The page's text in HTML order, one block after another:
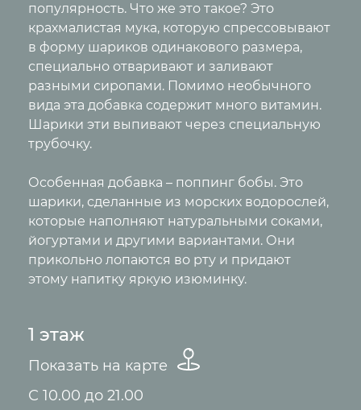
популярность. Что же это такое? Это
крахмалистая мука, которую спрессовывают
в форму шариков одинакового размера,
специально отваривают и заливают
разными сиропами. Помимо необычного
вида эта добавка содержит много витамин.
Шарики эти выпивают через специальную
трубочку.
Особенная добавка – поппинг бобы. Это
шарики, сделанные из морских водорослей,
которые наполняют натуральными соками,
йогуртами и другими вариантами. Они
прикольно лопаются во рту и придают
этому напитку яркую изюминку.
1 этаж
Показать на карте
С 10.00 до 21.00